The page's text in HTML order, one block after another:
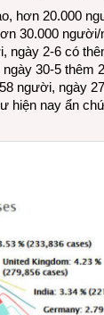
hơn 20.000
30.000 người/
ngày 2-6 có
30-5 thêm
người, ngày
hiện nay ẩn